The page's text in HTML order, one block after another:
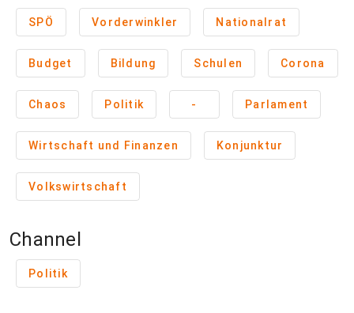
SPÖ Vorderwinkler Nationalrat
Budget Bildung Schulen Corona
Chaos Politik - Parlament
Wirtschaft und Finanzen Konjunktur
Volkswirtschaft
Channel
Politik